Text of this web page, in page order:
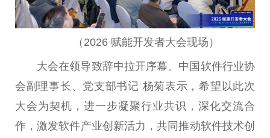
（2026 赋能开发者大会现场）
大会在领导致辞中拉开序幕。中国软件行业协
会副理事长、党支部书记 杨菊表示，希望以此次
大会为契机，进一步凝聚行业共识，深化交流合
作，激发软件产业创新活力，共同推动软件技术创